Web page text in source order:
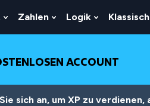
Show
Submenu
Fähigkeit
Zahlen
Show
Submenu
Zahlen
Logik
Show
Submenu
Logik
Klassisch
ACCOUNT
sich an, um XP zu